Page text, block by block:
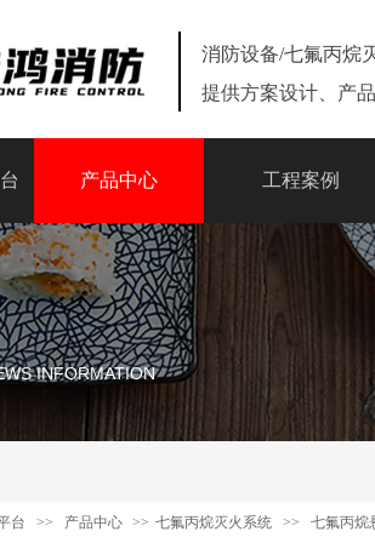
消防设备/七氟丙烷
提供方案设计、产
产品中心 工程案例
INFORMATION
台 >> 产品中心 >> 七氟丙烷灭火系统 >> 七氟丙烷